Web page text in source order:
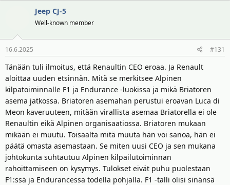
a
o
t
Jeep CJ-5
Well-known member
16.6.2025 #131
Tänään tuli ilmoitus, että Renaultin CEO eroaa. Ja Renault
aloittaa uuden etsinnän. Mitä se merkitsee Alpinen
kilpatoiminnalle F1 ja Endurance -luokissa ja mikä Briatoren
asema jatkossa. Briatoren asemahan perustui eroavan Luca di
Meon kaveruuteen, mitään virallista asemaa Briatorella ei ole
Renaultin eikä Alpinen organisaatiossa. Briatoren mukaan
mikään ei muutu. Toisaalta mitä muuta hän voi sanoa, hän ei
päätä omasta asemastaan. Se miten uusi CEO ja sen mukana
johtokunta suhtautuu Alpinen kilpailutoiminnan
rahoittamiseen on kysymys. Tulokset eivät puhu puolestaan
F1:ssä ja Endurancessa todella pohjalla. F1 -talli olisi sinänsä